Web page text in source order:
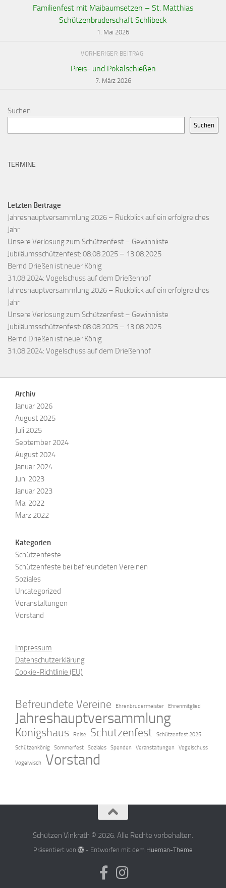
Familienfest mit Maibaumsetzen – St. Matthias
Schützenbruderschaft Schlibeck
1. Mai 2026
VORHERIGER BEITRAG
Preis- und Pokalschießen
7. März 2026
Suchen
Suchen
TERMINE
Letzten Beiträge
Jahreshauptversammlung 2026 – Rückblick auf ein erfolgreiches
Jahr
Unsere Verlosung zum Schützenfest – Gewinnliste
Jubiläumsschützenfest: 08.08.2025 – 13.08.2025
Bernd Drießen ist neuer König
31.08.2024: Vogelschuss auf dem Drießenhof
Jahreshauptversammlung 2026 – Rückblick auf ein erfolgreiches
Jahr
Unsere Verlosung zum Schützenfest – Gewinnliste
Jubiläumsschützenfest: 08.08.2025 – 13.08.2025
Bernd Drießen ist neuer König
31.08.2024: Vogelschuss auf dem Drießenhof
Archiv
Januar 2026
August 2025
Juli 2025
September 2024
August 2024
Januar 2024
Juni 2023
Januar 2023
Mai 2022
März 2022
Kategorien
Schützenfeste
Schützenfeste bei befreundeten Vereinen
Soziales
Uncategorized
Veranstaltungen
Vorstand
Impressum
Datenschutzerklärung
Cookie-Richtlinie (EU)
Befreundete Vereine Ehrenbrudermeister Ehrenmitglied
Jahreshauptversammlung
Königshaus Reise Schützenfest
Schützenfest 2025
Schützenkönig
Sommerfest Soziales Spenden Veranstaltungen Vogelschuss
Vogelwisch Vorstand
Schützen Vinkrath © 2026. Alle Rechte vorbehalten.
Präsentiert von - Entworfen mit dem Hueman-Theme